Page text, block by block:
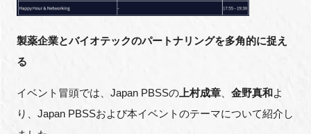
製薬企業とバイオテックのパートナリングを多角的に捉え
る
イベント冒頭では、Japan PBSSの上村成章、 金野真和よ
り、Japan PBSSおよび本イベントのテーマについて紹介し